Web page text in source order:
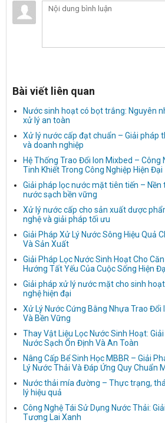
Bài viết liên quan
Nước sinh hoạt có bọt trắng: Nguyên
xử lý an toàn
Xử lý nước cấp đạt chuẩn – Giải pháp
và doanh nghiệp
Hệ Thống Trao Đổi Ion Mixbed – Công
Tinh Khiết Trong Công Nghiệp Hiện Đại
Giải pháp lọc nước mặt tiên tiến – Nền
nước sạch bền vững
Xử lý nước cấp cho sản xuất dược
nghệ và giải pháp tối ưu
Giải Pháp Xử Lý Nước Sông Hiệu Quả
Và Sản Xuất
Giải Pháp Lọc Nước Sinh Hoạt Cho
Hướng Tất Yếu Của Cuộc Sống Hiện
Giải pháp xử lý nước mặt cho sinh
nghệ hiện đại
Xử Lý Nước Cứng Bằng Nhựa Trao Đổi
Và Bền Vững
Thay Vật Liệu Lọc Nước Sinh Hoạt:
Nước Sạch Ổn Định Và An Toàn
Nâng Cấp Bể Sinh Học MBBR – Giải
Lý Nước Thải Và Đáp Ứng Quy Chuẩn
Nước thải mía đường – Thực trạng,
lý hiệu quả
Công Nghệ Tái Sử Dụng Nước Thải:
Tương Lai Xanh